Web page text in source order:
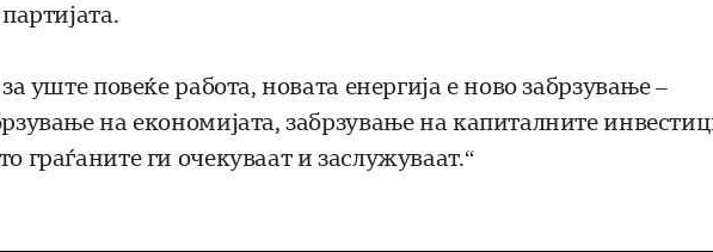
уште повеќе работа, новата енергија е ново забрзување –
на економијата, забрзување на капиталните
граѓаните ги очекуваат и заслужуваат.“